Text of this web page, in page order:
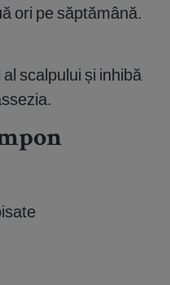
ori pe săptămână.
scalpului și inhibă